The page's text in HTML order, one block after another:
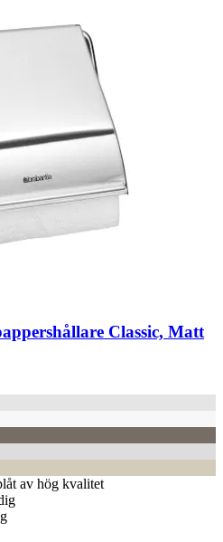
Classic, Matt
av hög kvalitet